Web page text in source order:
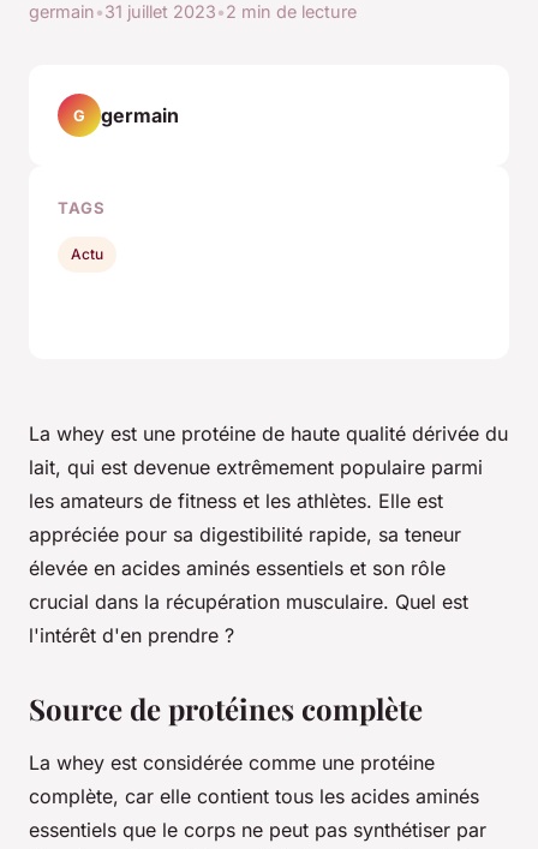
germain•31 juillet 2023•2 min de lecture
La whey est une protéine de haute qualité dérivée du
lait, qui est devenue extrêmement populaire parmi
les amateurs de fitness et les athlètes. Elle est
appréciée pour sa digestibilité rapide, sa teneur
élevée en acides aminés essentiels et son rôle
crucial dans la récupération musculaire. Quel est
l'intérêt d'en prendre ?
Source de protéines complète
La whey est considérée comme une protéine
complète, car elle contient tous les acides aminés
essentiels que le corps ne peut pas synthétiser par
G germain
TAGS
Actu